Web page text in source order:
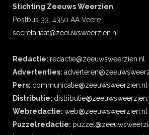
Stichting Zeeuws Weerzien
Postbus 33, 4350 AA Veere
secretariaat@zeeuwsweerzien.nl
Redactie: redactie@zeeuwsweerzien.nl
Advertenties:
Pers: communicatie@zeeuwsweerzien.nl
Distributie:
Webredactie: web@zeeuwsweerzien.nl
Puzzelredactie: